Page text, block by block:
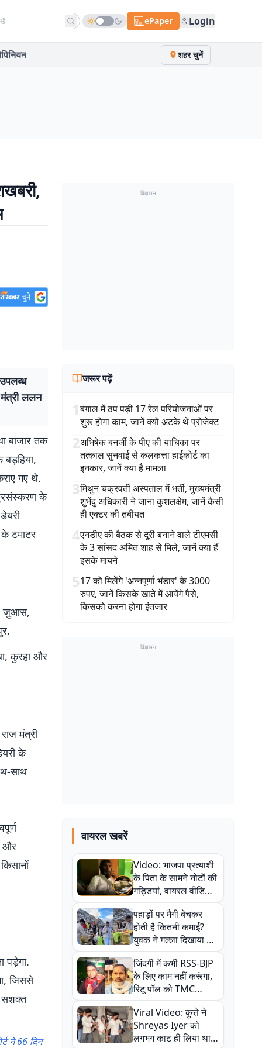
news ePaper Login
शहर चुनें
मंत्री ललन
बाजार तक
गए थे.
के
टमाटर
जुआस,
कुरहा और
मंत्री
के
साथ
और
पड़ेगा.
जिससे
सशक्त
ने 66 दिन
विज्ञापन
जरूर पढ़ें
1बंगाल में ठप पड़ी 17 रेल परियोजनाओं पर
शुरू होगा काम, जानें क्यों अटके थे प्रोजेक्ट
2अभिषेक बनर्जी के पीए की याचिका पर
तत्काल सुनवाई से कलकत्ता हाईकोर्ट का
इनकार, जानें क्या है मामला
3मिथुन चक्रवर्ती अस्पताल में भर्ती, मुख्यमंत्री
शुभेंदु अधिकारी ने जाना कुशलक्षेम, जानें कैसी
ही एक्टर की तबीयत
4एनडीए की बैठक से दूरी बनाने वाले टीएमसी
के 3 सांसद अमित शाह से मिले, जानें क्या हैं
इसके मायने
517 को मिलेंगे 'अन्नपूर्णा भंडार' के 3000
रुपए, जानें किसके खाते में आयेंगे पैसे,
किसको करना होगा इंतजार
विज्ञापन
वायरल खबरें
Video: भाजपा प्रत्याशी
के पिता के सामने नोटों की
गड्डियां, वायरल वीडियो
से राजनीति में उबाल,
अजित महतो बोले- TMC
की गंदी चाल
पहाड़ों पर मैगी बेचकर
होती है कितनी कमाई?
युवक ने गल्ला दिखाया तो
नौकरी वालों के खड़े हो गए
कान
जिंदगी में कभी RSS-BJP
के लिए काम नहीं करूंगा,
रिंटू पॉल को TMC
ऑफिस में ले जाकर पीटा,
Video वायरल
Viral Video: कुत्ते ने
Shreyas Iyer को
लगभग काट ही लिया था,